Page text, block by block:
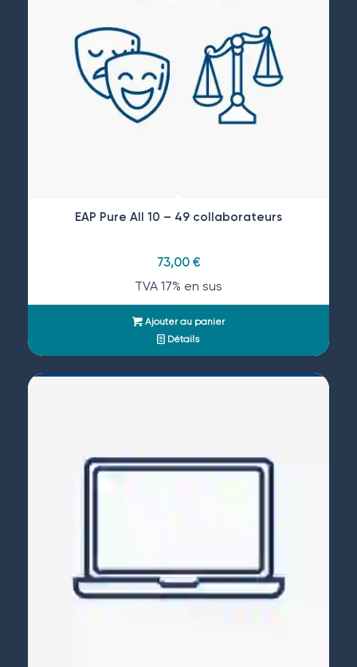
EAP Pure All 10 – 49 collaborateurs
73,00 €
TVA 17% en sus
Ajouter au panier
Détails